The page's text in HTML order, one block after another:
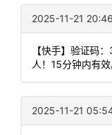
2025-11-21
【快手】验证码
人！15分钟内有效
2025-11-21